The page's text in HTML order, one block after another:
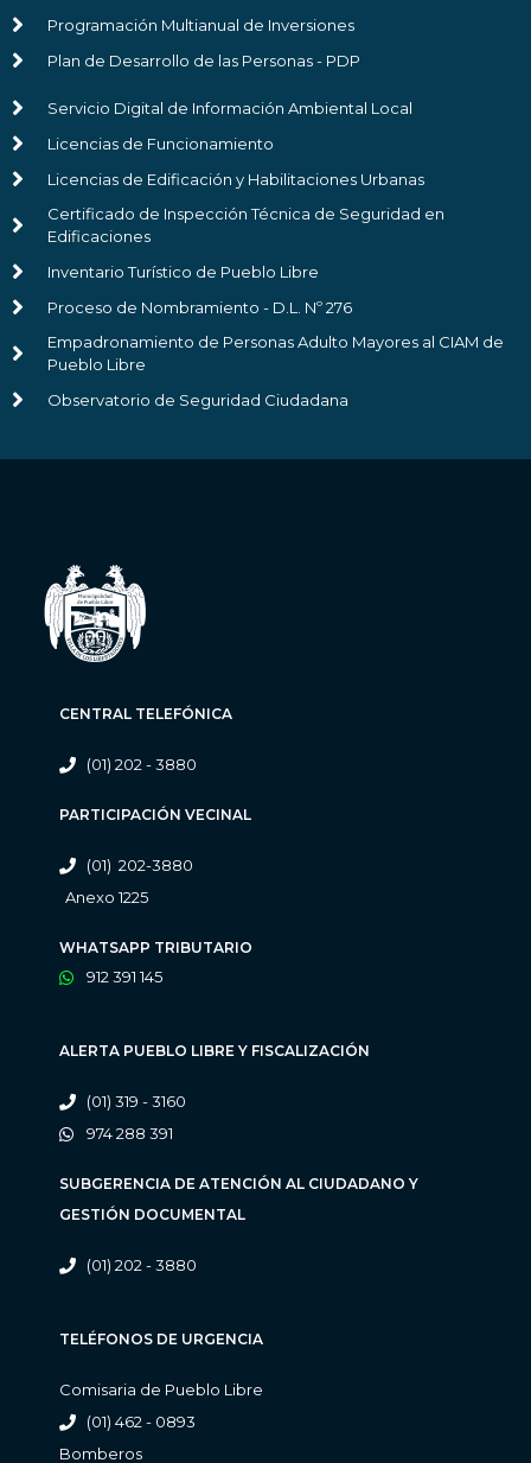
Programación Multianual de Inversiones
Plan de Desarrollo de las Personas - PDP
Servicio Digital de Información Ambiental Local
Licencias de Funcionamiento
Licencias de Edificación y Habilitaciones Urbanas
Certificado de Inspección Técnica de Seguridad en
Edificaciones
Inventario Turístico de Pueblo Libre
Proceso de Nombramiento - D.L. Nº 276
Empadronamiento de Personas Adulto Mayores al CIAM de
Pueblo Libre
Observatorio de Seguridad Ciudadana
CENTRAL TELEFÓNICA
(01) 202 - 3880
PARTICIPACIÓN VECINAL
(01) 202-3880
Anexo 1225
WHATSAPP TRIBUTARIO
912 391 145
ALERTA PUEBLO LIBRE Y FISCALIZACIÓN
(01) 319 - 3160
974 288 391
SUBGERENCIA DE ATENCIÓN AL CIUDADANO Y
GESTIÓN DOCUMENTAL
(01) 202 - 3880
TELÉFONOS DE URGENCIA
Comisaria de Pueblo Libre
(01) 462 - 0893
Bomberos